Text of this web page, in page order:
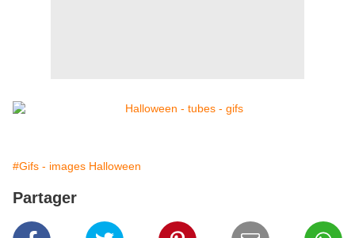
#Gifs - images Halloween
Partager